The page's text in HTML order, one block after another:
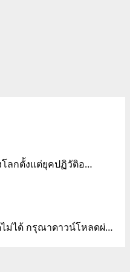
โลกตั้งแต่ยุคปฏิวัติอ…
ม่ได้ กรุณาดาวน์โหลดผ่…